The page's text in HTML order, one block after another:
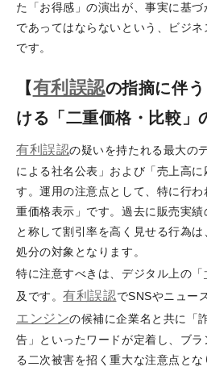
た「お得感」の演出が、事実に基づ
であってはならないという、ビジ
です。
【有利誤認の指摘に伴
ける「二重価格・比較」
有利誤認の疑いを持たれる最大の
による社名公表」および「売上高
す。運用の注意点として、特に行
重価格表示」です。過去に販売実績
と称して割引率を高く見せる行為
処分の対象となります。
特に注意すべきは、デジタル上の「
及です。有利誤認でSNSやニュー
エンジンの候補に企業名と共に「
告」といったワードが定着し、ブ
る二次被害を招く重大な注意点と